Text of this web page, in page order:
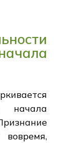
начала